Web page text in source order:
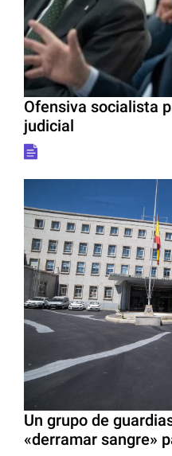
Ofensiva socialista
judicial
Un grupo de
«derramar sangre»